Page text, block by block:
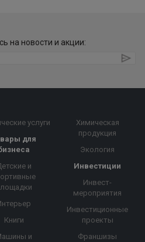
на новости и акции:
услуги
для
и
Книги
и
Химическая
продукция
Экология
Инвестиции
Инвест-
мероприятия
Инвестиционные
проекты
Франшизы